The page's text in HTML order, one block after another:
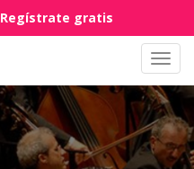
Regístrate gratis